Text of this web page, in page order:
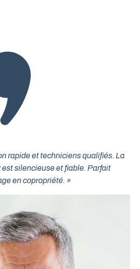
rapide et techniciens qualifiés. La
silencieuse et fiable. Parfait
en copropriété. »